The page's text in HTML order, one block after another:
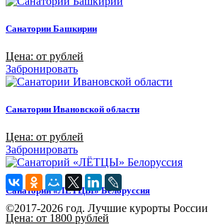
Санатории Башкирии
Цена: от рублей
Забронировать
Санатории Ивановской области
Цена: от рублей
Забронировать
Санаторий «ЛЁТЦЫ» Белоруссия
Цена: от 1800 рублей
©2017-2026 год. Лучшие курорты России